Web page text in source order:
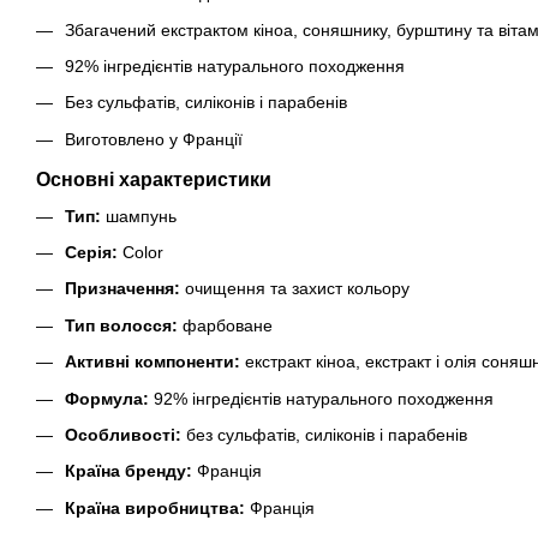
Збагачений екстрактом кіноа, соняшнику, бурштину та
92% інгредієнтів натурального походження
Без сульфатів, силіконів і парабенів
Виготовлено у Франції
Основні характеристики
Тип: шампунь
Серія: Color
Призначення: очищення та захист кольору
Тип волосся: фарбоване
Активні компоненти: екстракт кіноа, екстракт і олія
Формула: 92% інгредієнтів натурального походження
Особливості: без сульфатів, силіконів і парабенів
Країна бренду: Франція
Країна виробництва: Франція